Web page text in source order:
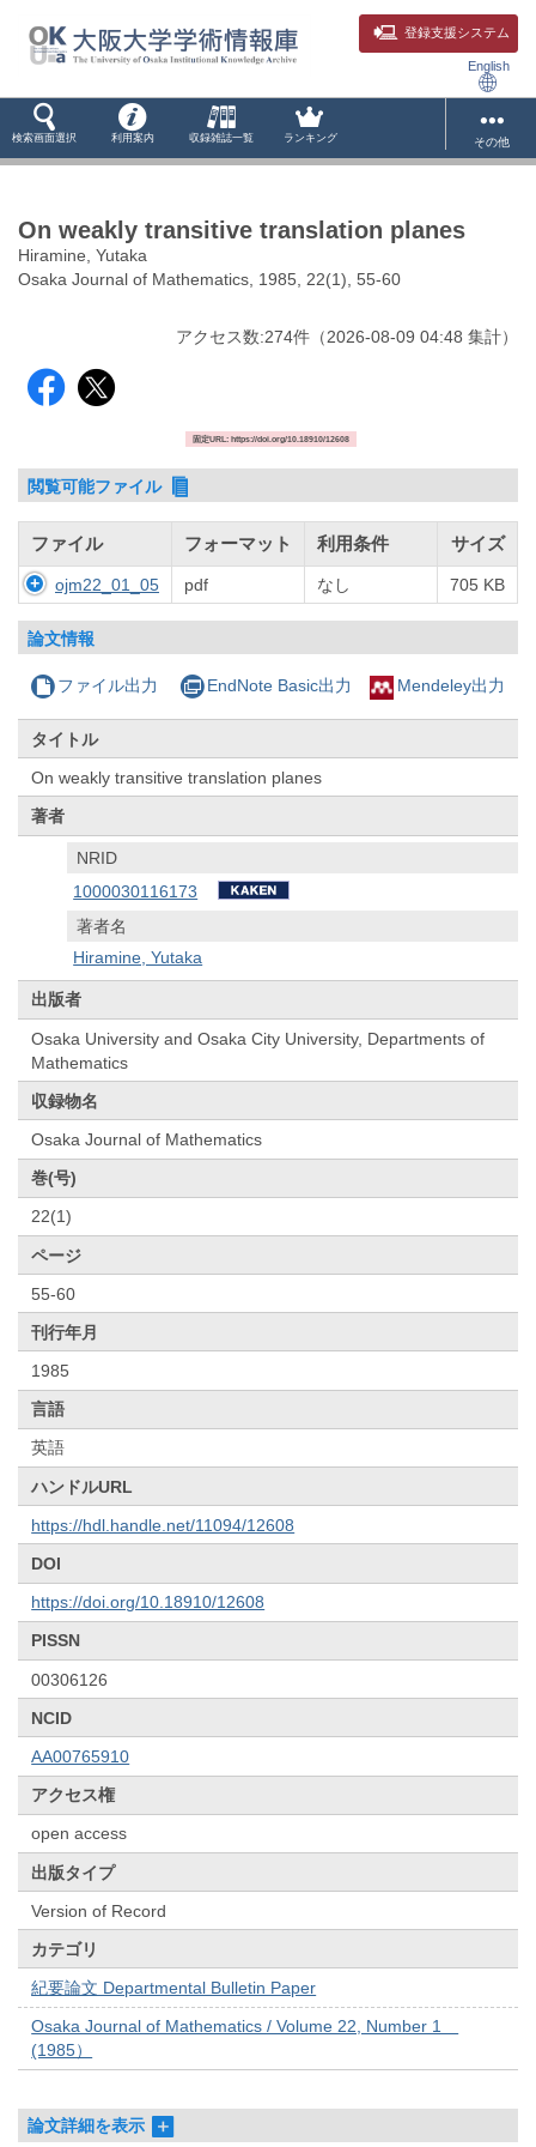
登録支援システム
English
検索画面選択 利用案内 収録雑誌一覧 ランキング その他
On weakly transitive translation planes
Hiramine, Yutaka
Osaka Journal of Mathematics, 1985, 22(1), 55-60
アクセス数:274件 （2026-08-09 04:48 集計）
固定URL: https://doi.org/10.18910/12608
閲覧可能ファイル
ファイル フォーマット 利用条件 サイズ
ojm22_01_05 pdf なし 705 KB
論文情報
ファイル出力 EndNote Basic出力 Mendeley出力
タイトル
On weakly transitive translation planes
著者
NRID
1000030116173
著者名
Hiramine, Yutaka
出版者
Osaka University and Osaka City University, Departments of
Mathematics
収録物名
Osaka Journal of Mathematics
巻(号)
22(1)
ページ
55-60
刊行年月
1985
言語
英語
ハンドルURL
https://hdl.handle.net/11094/12608
DOI
https://doi.org/10.18910/12608
PISSN
00306126
NCID
AA00765910
アクセス権
open access
出版タイプ
Version of Record
カテゴリ
紀要論文 Departmental Bulletin Paper
Osaka Journal of Mathematics / Volume 22, Number 1
(1985）
論文詳細を表示